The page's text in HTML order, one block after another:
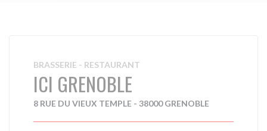
BRASSERIE - RESTAURANT
ICI GRENOBLE
8 RUE DU VIEUX TEMPLE - 38000 GRENOBLE